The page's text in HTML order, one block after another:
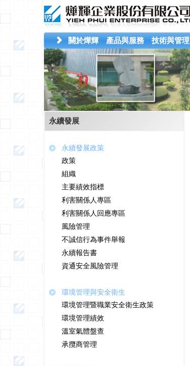
關於燁輝 產品與服務 技術與管理
永續發展
永續發展政策
政策
組織
主要績效指標
利害關係人專區
利害關係人回應專區
風險管理
不誠信行為事件舉報
永續報告書
資通安全風險管理
環境管理與安全衛生
環境管理暨職業安全衛生政策
環境管理績效
溫室氣體盤查
承攬商管理